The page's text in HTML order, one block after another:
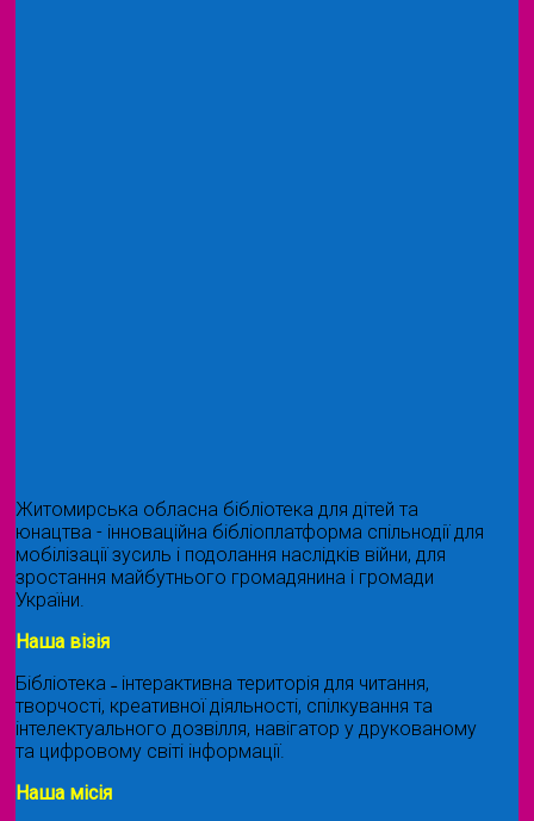
Житомирська обласна бібліотека для дітей та
юнацтва - інноваційна бібліоплатформа спільнодії для
мобілізації зусиль і подолання наслідків війни, для
зростання майбутнього громадянина і громади
України.
Наша візія
Бібліотека ˗ інтерактивна територія для читання,
творчості, креативної діяльності, спілкування та
інтелектуального дозвілля, навігатор у друкованому
та цифровому світі інформації.
Наша місія